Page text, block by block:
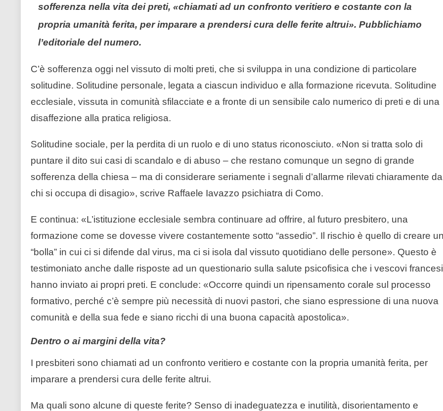
sofferenza nella vita dei preti, «chiamati ad un confronto veritiero e costante con la
propria umanità ferita, per imparare a prendersi cura delle ferite altrui». Pubblichiamo
l’editoriale del numero.
C’è sofferenza oggi nel vissuto di molti preti, che si sviluppa in una condizione di particolare
solitudine. Solitudine personale, legata a ciascun individuo e alla formazione ricevuta. Solitudine
ecclesiale, vissuta in comunità sfilacciate e a fronte di un sensibile calo numerico di preti e di una
disaffezione alla pratica religiosa.
Solitudine sociale, per la perdita di un ruolo e di uno status riconosciuto. «Non si tratta solo di
puntare il dito sui casi di scandalo e di abuso – che restano comunque un segno di grande
sofferenza della chiesa – ma di considerare seriamente i segnali d’allarme rilevati chiaramente da
chi si occupa di disagio», scrive Raffaele Iavazzo psichiatra di Como.
E continua: «L’istituzione ecclesiale sembra continuare ad offrire, al futuro presbitero, una
formazione come se dovesse vivere costantemente sotto “assedio”. Il rischio è quello di creare
“bolla” in cui ci si difende dal virus, ma ci si isola dal vissuto quotidiano delle persone». Questo è
testimoniato anche dalle risposte ad un questionario sulla salute psicofisica che i vescovi francesi
hanno inviato ai propri preti. E conclude: «Occorre quindi un ripensamento corale sul processo
formativo, perché c’è sempre più necessità di nuovi pastori, che siano espressione di una nuova
comunità e della sua fede e siano ricchi di una buona capacità apostolica».
Dentro o ai margini della vita?
I presbiteri sono chiamati ad un confronto veritiero e costante con la propria umanità ferita, per
imparare a prendersi cura delle ferite altrui.
Ma quali sono alcune di queste ferite? Senso di inadeguatezza e inutilità, disorientamento e